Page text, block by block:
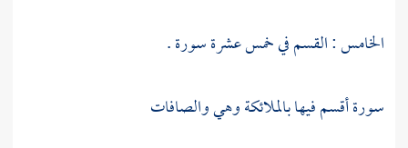
الخامس : القسم في خمس عشرة سورة .
سورة أقسم فيها بالملائكة وهي والصافات